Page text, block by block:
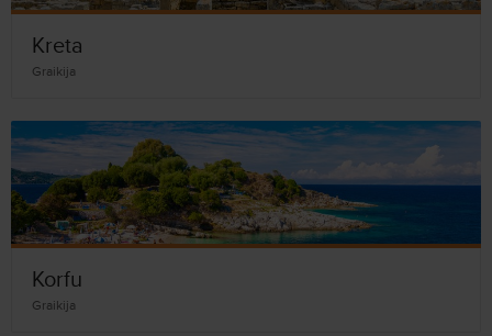
Kreta
Graikija
Korfu
Graikija